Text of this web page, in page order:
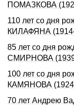
ПОМАЗКОВА
110 лет со дня
КИЛАФЯНА
85 лет со дня
СМИРНОВА
100 лет со дня
КАМЯНОВА
70 лет Андрею